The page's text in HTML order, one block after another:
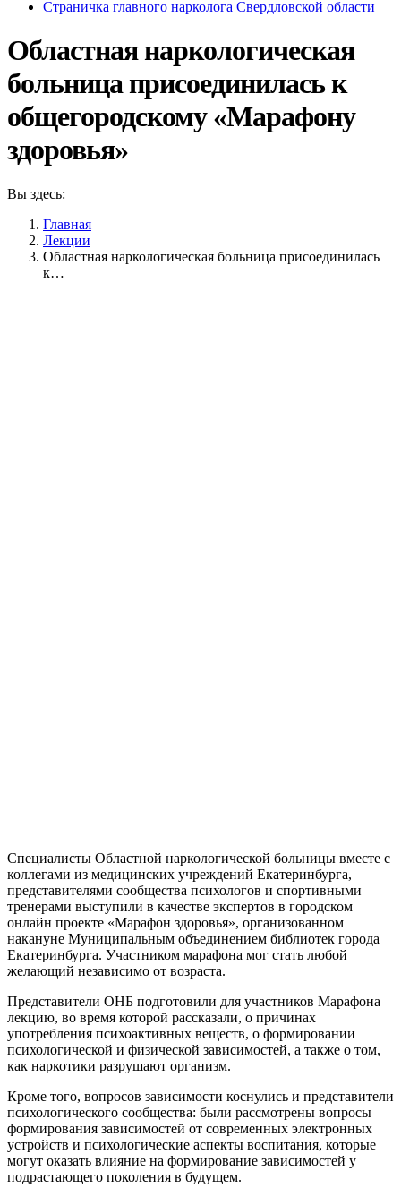
Страничка главного нарколога Свердловской области
Областная наркологическая
больница присоединилась к
общегородскому «Марафону
здоровья»
Вы здесь:
Главная
Лекции
Областная наркологическая больница присоединилась
к…
Специалисты Областной наркологической больницы вместе с
коллегами из медицинских учреждений Екатеринбурга,
представителями сообщества психологов и спортивными
тренерами выступили в качестве экспертов в городском
онлайн проекте «Марафон здоровья», организованном
накануне Муниципальным объединением библиотек города
Екатеринбурга. Участником марафона мог стать любой
желающий независимо от возраста.
Представители ОНБ подготовили для участников Марафона
лекцию, во время которой рассказали, о причинах
употребления психоактивных веществ, о формировании
психологической и физической зависимостей, а также о том,
как наркотики разрушают организм.
Кроме того, вопросов зависимости коснулись и представители
психологического сообщества: были рассмотрены вопросы
формирования зависимостей от современных электронных
устройств и психологические аспекты воспитания, которые
могут оказать влияние на формирование зависимостей у
подрастающего поколения в будущем.